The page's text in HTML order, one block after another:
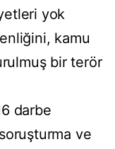
yok
kamu
bir terör
darbe
ve